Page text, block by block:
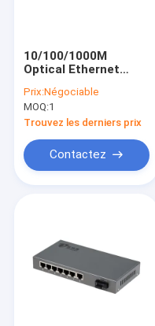
10/100/1000M
Optical Ethernet
commutateur
gauche d'Ethernet
d'AC220V 8 avec le
port RJ45
Prix:Négociable
MOQ:1
Trouvez les derniers prix
Contactez